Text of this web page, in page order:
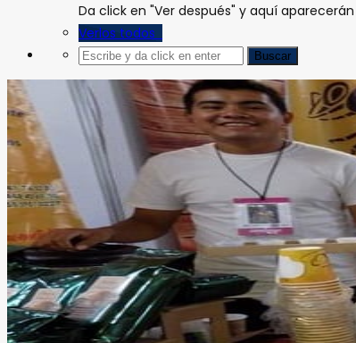
Da click en "Ver después" y aquí aparecerán
Verlos todos